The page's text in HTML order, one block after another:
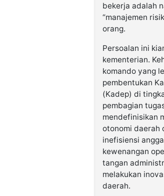
bekerja adalah
“manajemen
orang.
Persoalan ini
kementerian.
komando yang
pembentukan
(Kadep) di
pembagian
mendefinisikan
otonomi daerah
inefisiensi
kewenangan
tangan
melakukan
daerah.